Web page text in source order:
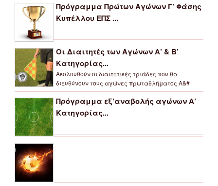
Πρόγραμμα Πρώτων Αγώνων Γ’ Φάσης
Κυπέλλου ΕΠΣ ...
Οι Διαιτητές των Αγώνων Α’ & Β’
Κατηγορίας...
Ακολουθούν οι διαιτητικές τριάδες που θα
διευθύνουν τους αγώνες πρωταθλήματος Α&#
Πρόγραμμα εξ’αναβολής αγώνων Α’
Κατηγορίας...